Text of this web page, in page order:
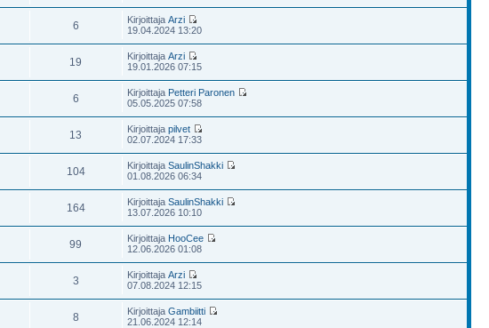
6 KirjoittajaArzi
19.04.2024 13:20
19 KirjoittajaArzi
19.01.2026 07:15
6 Kirjoittaja Petteri Paronen
05.05.2025 07:58
13 Kirjoittajapilvet
02.07.2024 17:33
104 KirjoittajaSaulinShakki
01.08.2026 06:34
164 KirjoittajaSaulinShakki
13.07.2026 10:10
99 Kirjoittaja HooCee
12.06.2026 01:08
3 KirjoittajaArzi
07.08.2024 12:15
8 KirjoittajaGambiitti
21.06.2024 12:14